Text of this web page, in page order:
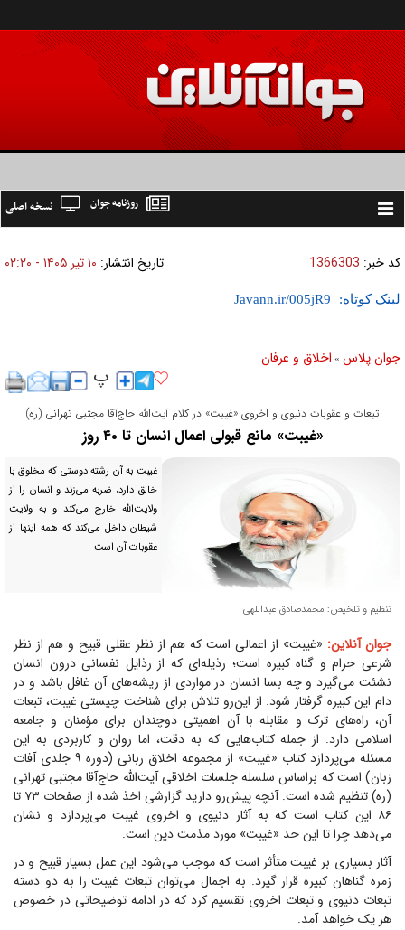
Toggle
نسخه اصلی روزنامه جوان
کد خبر: 1366303 تاریخ انتشار: ۱۰ تير ۱۴۰۵ - ۰۲:۲۰
لینک کوتاه:
جوان پلاس » اخلاق و عرفان
تبعات و عقوبات دنیوی و اخروی «غیبت» در کلام آیت‌الله حاج‌آقا مجتبی تهرانی (ره)
«غیبت» مانع قبولی اعمال انسان تا ۴۰ روز
غیبت به آن رشته دوستی که مخلوق با
خالق دارد، ضربه می‌زند و انسان را از
ولایت‌الله خارج می‌کند و به ولایت
شیطان داخل می‌کند که همه اینها از
عقوبات آن است
تنظیم و تلخیص: محمدصادق عبداللهی
جوان آنلاین: «غیبت» از اعمالی است که هم از نظر عقلی قبیح و هم از نظر
شرعی حرام و گناه کبیره است؛ رذیله‌ای که از رذایل نفسانی درون انسان
نشئت می‌گیرد و چه بسا انسان در مواردی از ریشه‌های آن غافل باشد و در
دام این کبیره گرفتار شود. از این‌رو تلاش برای شناخت چیستی غیبت، تبعات
آن، راه‌های ترک و مقابله با آن اهمیتی دوچندان برای مؤمنان و جامعه
اسلامی دارد. از جمله کتاب‌هایی که به دقت، اما روان و کاربردی به این
مسئله می‌پردازد کتاب «غیبت» از مجموعه اخلاق ربانی (دوره ۹ جلدی آفات
زبان) است که براساس سلسله جلسات اخلاقی آیت‌الله حاج‌آقا مجتبی تهرانی
(ره) تنظیم شده است. آنچه پیش‌رو دارید گزارشی اخذ شده از صفحات ۷۳ تا
۸۶ این کتاب است که به آثار دنیوی و اخروی غیبت می‌پردازد و نشان
می‌دهد چرا تا این حد «غیبت» مورد مذمت دین است.
آثار بسیاری بر غیبت متأثر است که موجب می‌شود این عمل بسیار قبیح و در
زمره گناهان کبیره قرار گیرد. به اجمال می‌توان تبعات غیبت را به دو دسته
تبعات دنیوی و تبعات اخروی تقسیم کرد که در ادامه توضیحاتی در خصوص
هر یک خواهد آمد.